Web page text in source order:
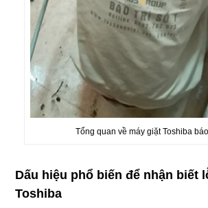
Tổng quan về máy giặt Toshiba
Dấu hiệu phổ biến để nhận biết
Toshiba